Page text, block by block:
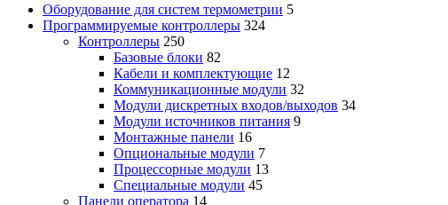
Оборудование для систем термометрии 5
Программируемые контроллеры 324
Контроллеры 250
Базовые блоки 82
Кабели и комплектующие 12
Коммуникационные модули 32
Модули дискретных входов/выходов 34
Модули источников питания 9
Монтажные панели 16
Опциональные модули 7
Процессорные модули 13
Специальные модули 45
Панели оператора 14